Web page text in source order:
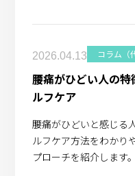
2026.04.13 コラム（
腰痛がひどい人の特
ルフケア
腰痛がひどいと感じる
ルフケア方法をわかり
プローチを紹介します。